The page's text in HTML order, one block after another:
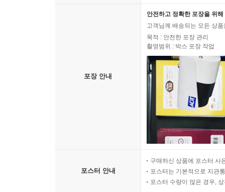
포장 안내
안전하고 정확한 포장을 위
고객님께 배송되는 모든 상
목적 : 안전한 포장 관리
촬영범위 : 박스 포장 작업
포스터 안내
구매하신 상품에 포스터 사
포스터는 기본적으로 지관
포스터 수량이 많은 경우,